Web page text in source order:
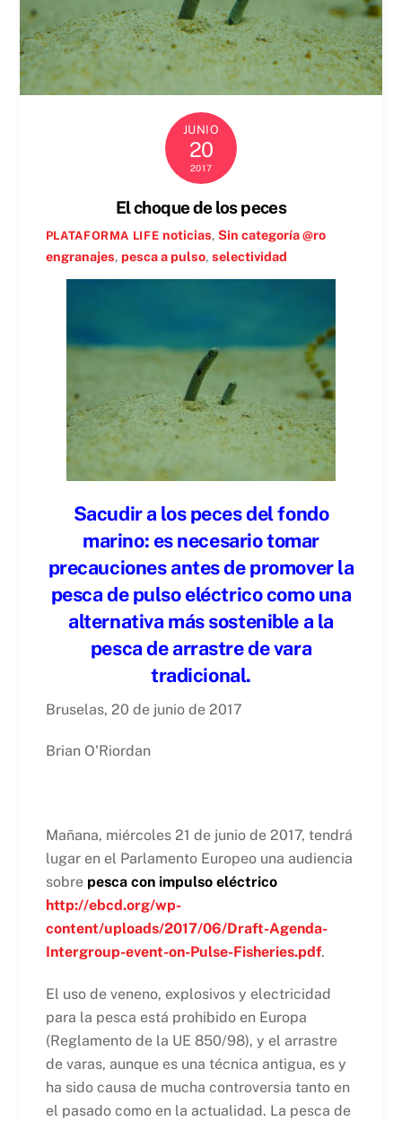
JUNIO
20
2017
El choque de los peces
PLATAFORMA LIFE noticias,Sin categoría @ro
engranajes, pesca a pulso, selectividad
Sacudir a los peces del fondo
marino: es necesario tomar
precauciones antes de promover la
pesca de pulso eléctrico como una
alternativa más sostenible a la
pesca de arrastre de vara
tradicional.
Bruselas, 20 de junio de 2017
Brian O'Riordan
Mañana, miércoles 21 de junio de 2017, tendrá
lugar en el Parlamento Europeo una audiencia
sobrepesca con impulso eléctrico
http://ebcd.org/wp-
content/uploads/2017/06/Draft-Agenda-
Intergroup-event-on-Pulse-Fisheries.pdf.
El uso de veneno, explosivos y electricidad
para la pesca está prohibido en Europa
(Reglamento de la UE 850/98), y el arrastre
de varas, aunque es una técnica antigua, es y
ha sido causa de mucha controversia tanto en
el pasado como en la actualidad. La pesca de